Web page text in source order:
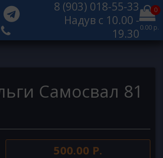
8 (903) 018-55-33
Надув с 10.00 -
19.30
0
0.00 р.
Самосвал 81
500.00 Р.